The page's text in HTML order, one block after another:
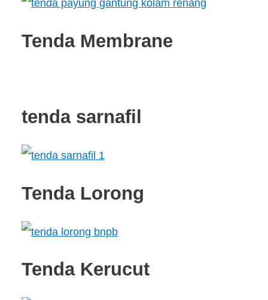
Tenda Membrane
tenda sarnafil
Tenda Lorong
Tenda Kerucut